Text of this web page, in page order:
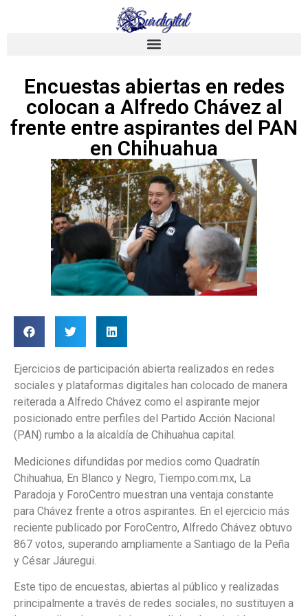
Encuestas abiertas en redes
colocan a Alfredo Chávez al
frente entre aspirantes del PAN
en Chihuahua
Ejercicios de participación abierta realizados en redes
sociales y plataformas digitales han colocado de manera
reiterada a Alfredo Chávez como el aspirante mejor
posicionado entre perfiles del Partido Acción Nacional
(PAN) rumbo a la alcaldía de Chihuahua capital.
Mediciones difundidas por medios como Quadratín
Chihuahua, En Blanco y Negro, Tiempo.com.mx, La
Paradoja y ForoCentro muestran una ventaja constante
para Chávez frente a otros aspirantes. En el ejercicio más
reciente publicado por ForoCentro, Alfredo Chávez obtuvo
867 votos, superando ampliamente a Santiago de la Peña
y César Jáuregui.
Este tipo de encuestas, abiertas al público y realizadas
principalmente a través de redes sociales, no sustituyen a